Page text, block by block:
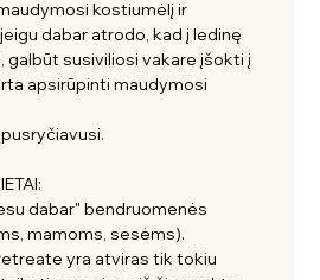
kostiumėlį ir
dabar atrodo, kad į ledinę
galbūt susiviliosi vakare įšokti į
apsirūpinti maudymosi
dabar" bendruomenės
mamoms, sesėms).
yra atviras tik tokiu